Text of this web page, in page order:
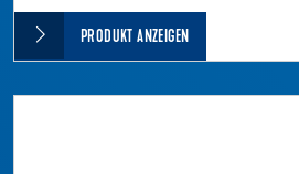
PRODUKT ANZEIGEN